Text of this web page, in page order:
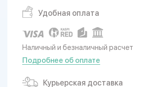
Удобная оплата
Наличный и безналичный расчет
Подробнее об оплате
Курьерская доставка